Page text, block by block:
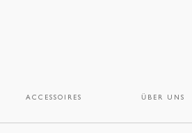
ACCESSOIRES ÜBER UNS